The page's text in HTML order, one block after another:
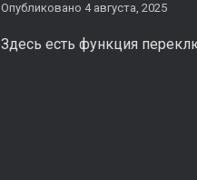
Опубликовано 4 августа, 2025
Здесь есть функция